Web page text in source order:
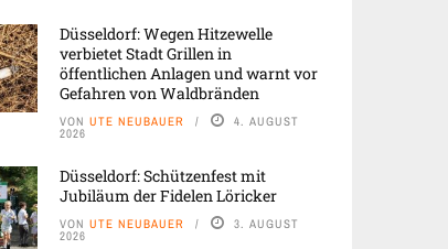
Düsseldorf: Wegen Hitzewelle
verbietet Stadt Grillen in
öffentlichen Anlagen und warnt vor
Gefahren von Waldbränden
VON UTE NEUBAUER 4. AUGUST
2026
Düsseldorf: Schützenfest mit
Jubiläum der Fidelen Löricker
VON UTE NEUBAUER 3. AUGUST
2026